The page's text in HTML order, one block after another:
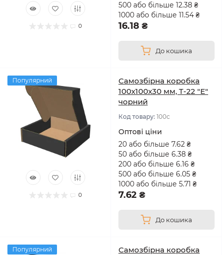
0
500 або більше 12.38 ₴
1000 або більше 11.54 ₴
16.18 ₴
До кошика
Популярний
0
Самозбірна коробка
100х100х30 мм, Т-22 "Е"
чорний
Код товару: 100с
Оптові ціни
20 або більше 7.62 ₴
50 або більше 6.38 ₴
200 або більше 6.16 ₴
500 або більше 6.05 ₴
1000 або більше 5.71 ₴
7.62 ₴
До кошика
Популярний
Самозбірна коробка